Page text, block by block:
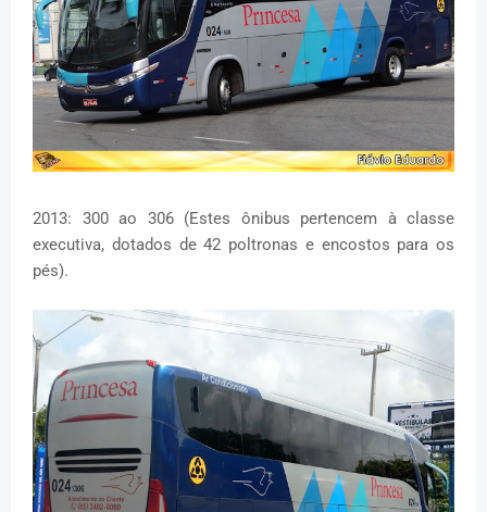
2013: 300 ao 306 (Estes ônibus pertencem à classe
executiva, dotados de 42 poltronas e encostos para os
pés).